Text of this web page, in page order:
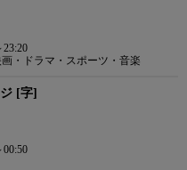
23:20
・ドラマ・スポーツ・音楽
[字]
00:50